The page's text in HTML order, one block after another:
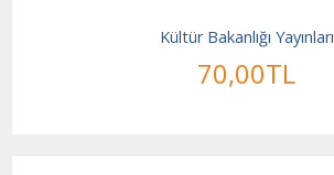
Kültür Bakanlığı Yayınları
70,00TL